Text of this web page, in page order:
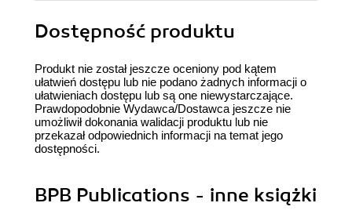
Dostępność produktu
Produkt nie został jeszcze oceniony pod kątem
ułatwień dostępu lub nie podano żadnych informacji o
ułatwieniach dostępu lub są one niewystarczające.
Prawdopodobnie Wydawca/Dostawca jeszcze nie
umożliwił dokonania walidacji produktu lub nie
przekazał odpowiednich informacji na temat jego
dostępności.
BPB Publications - inne książki